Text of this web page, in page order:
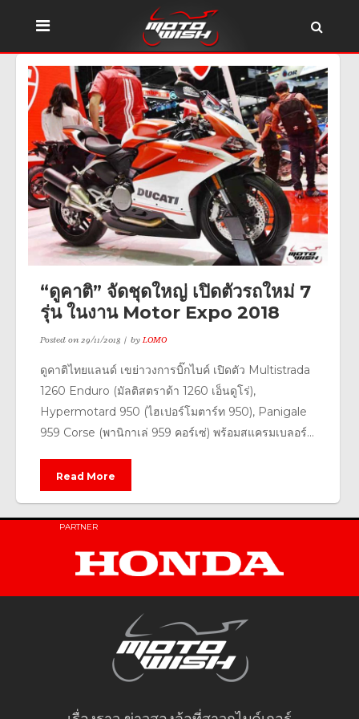
“ดูคาติ” จัดชุดใหญ่ เปิดตัวรถใหม่ 7
รุ่น ในงาน Motor Expo 2018
Posted on29/11/2018 byLOMO
ดูคาติไทยแลนด์ เขย่าวงการบิ๊กไบค์ เปิดตัว Multistrada
1260 Enduro (มัลติสตราด้า 1260 เอ็นดูโร่),
Hypermotard 950 (ไฮเปอร์โมตาร์ท 950), Panigale
959 Corse (พานิกาเล่ 959 คอร์เซ่) พร้อมสแครมเบลอร์...
Read More
PARTNER